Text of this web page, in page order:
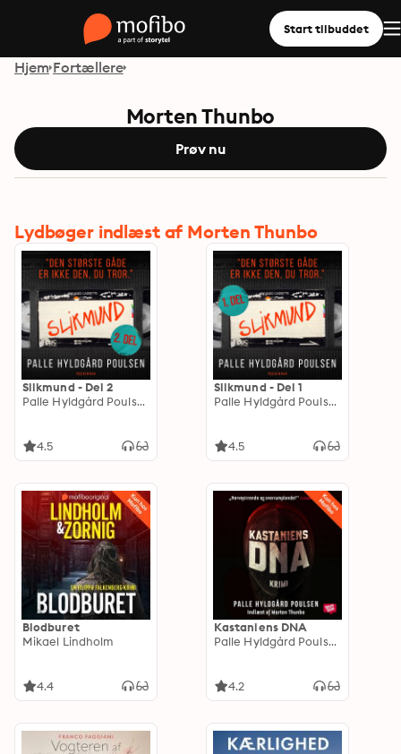
Start tilbuddet
Hjem Fortællere
Morten Thunbo
Prøv nu
Lydbøger indlæst af Morten Thunbo
Slikmund - Del 2
Palle Hyldgård Poulsen
4.5
Slikmund - Del 1
Palle Hyldgård Poulsen
4.5
Blodburet
Mikael Lindholm
4.4
Kastaniens DNA
Palle Hyldgård Poulsen
4.2